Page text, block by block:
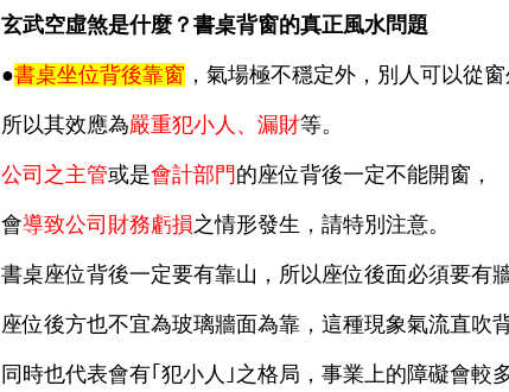
玄武空虛煞是什麼？書桌背窗的真正風水問題
●書桌坐位背後靠窗 ，氣場極不穩定外，別人可以從
所以其效應為嚴重犯小人、漏財等。
公司之主管或是會計部門 的座位背後一定不能開窗，
會導致公司財務虧損之情形發生，請特別注意。
書桌座位背後一定要有靠山，所以座位後面必須要有
座位後方也不宜為玻璃牆面為靠，這種現象氣流直吹
同時也代表會有｢犯小人｣之格局，事業上的障礙會較